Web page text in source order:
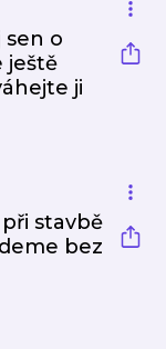
sen o
ještě
ji
stavbě
bez